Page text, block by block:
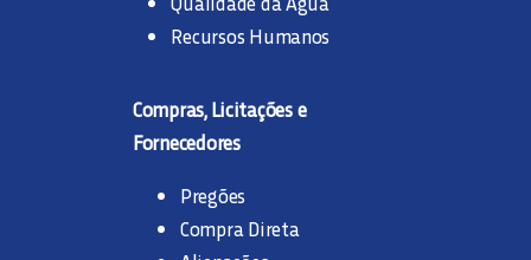
PERGUNTAS FREQUENTES
SERVIÇO DE ESGOTAMENTO DE FOSSA
Recursos Humanos
Compras, Licitações e
Fornecedores
Pregões
Compra Direta